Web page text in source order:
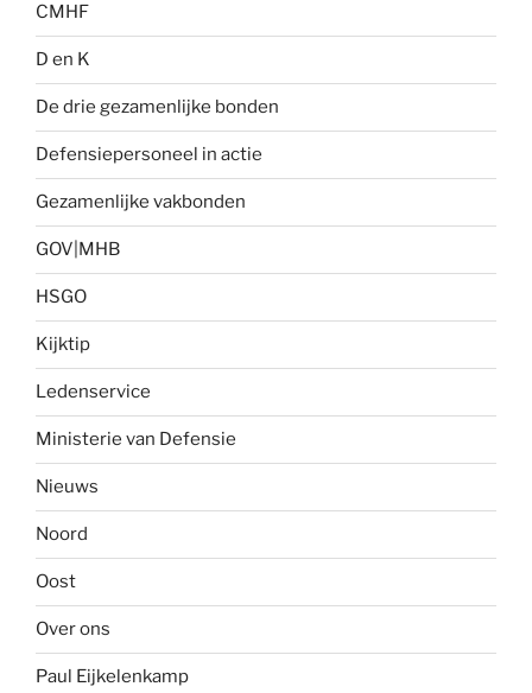
CMHF
D en K
De drie gezamenlijke bonden
Defensiepersoneel in actie
Gezamenlijke vakbonden
GOV|MHB
HSGO
Kijktip
Ledenservice
Ministerie van Defensie
Nieuws
Noord
Oost
Over ons
Paul Eijkelenkamp